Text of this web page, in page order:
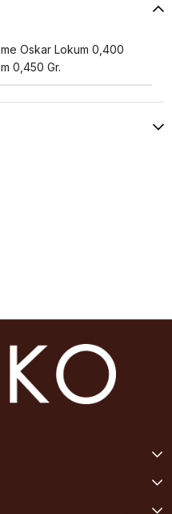
Oskar Lokum 0,400
0,450 Gr.